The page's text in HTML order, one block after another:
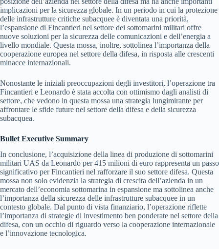
implicazioni per la sicurezza globale. In un periodo in cui la protezione
delle infrastrutture critiche subacquee è diventata una priorità,
l’espansione di Fincantieri nel settore dei sottomarini militari offre
nuove soluzioni per la sicurezza delle comunicazioni e dell’energia a
livello mondiale. Questa mossa, inoltre, sottolinea l’importanza della
cooperazione europea nel settore della difesa, in risposta alle crescenti
minacce internazionali.
Nonostante le iniziali preoccupazioni degli investitori, l’operazione tra
Fincantieri e Leonardo è stata accolta con ottimismo dagli analisti di
settore, che vedono in questa mossa una strategia lungimirante per
affrontare le sfide future nel settore della difesa e della sicurezza
subacquea.
Bullet Executive Summary
In conclusione, l’acquisizione della linea di produzione di sottomarini
militari UAS da Leonardo per 415 milioni di euro rappresenta un passo
significativo per Fincantieri nel rafforzare il suo settore difesa. Questa
mossa non solo evidenzia la strategia di crescita dell’azienda in un
mercato dell’economia sottomarina in espansione ma sottolinea anche
l’importanza della sicurezza delle infrastrutture subacquee in un
contesto globale. Dal punto di vista finanziario, l’operazione riflette
l’importanza di strategie di investimento ben ponderate nel settore della
difesa, con un occhio di riguardo verso la cooperazione internazionale
e l’innovazione tecnologica.